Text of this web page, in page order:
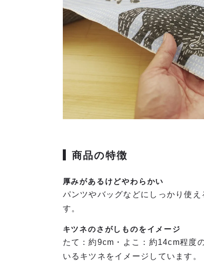
商品の特徴
厚みがあるけどやわらかい
パンツやバッグなどにしっかり使
す。
キツネのさがしものをイメージ
たて：約9cm・よこ：約14cm程度
いるキツネをイメージしています。